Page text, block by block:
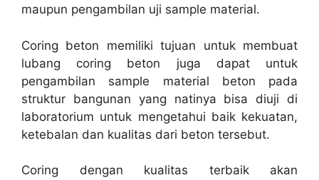
maupun pengambilan uji sample material.
Coring beton memiliki tujuan untuk membuat
lubang coring beton juga dapat untuk
pengambilan sample material beton pada
struktur bangunan yang natinya bisa diuji di
laboratorium untuk mengetahui baik kekuatan,
ketebalan dan kualitas dari beton tersebut.
Coring dengan kualitas terbaik akan